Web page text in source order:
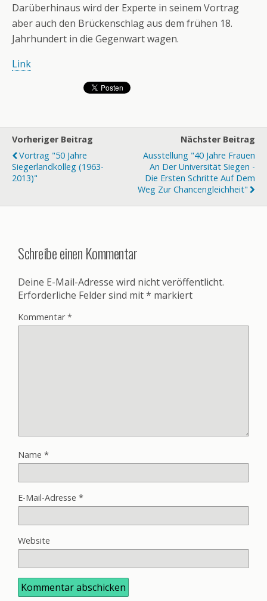
Darüberhinaus wird der Experte in seinem Vortrag
aber auch den Brückenschlag aus dem frühen 18.
Jahrhundert in die Gegenwart wagen.
Link
Vorheriger Beitrag
Vortrag "50 Jahre
Siegerlandkolleg (1963-
2013)"
Nächster Beitrag
Ausstellung "40 Jahre Frauen
An Der Universität Siegen -
Die Ersten Schritte Auf Dem
Weg Zur Chancengleichheit"
Schreibe einen Kommentar
Deine E-Mail-Adresse wird nicht veröffentlicht.
Erforderliche Felder sind mit* markiert
Kommentar*
Name *
E-Mail-Adresse *
Website